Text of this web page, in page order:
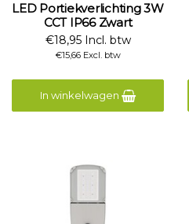
LED Portiekverlichting 3W
CCT IP66 Zwart
€18,95 Incl. btw
€15,66 Excl. btw
In winkelwagen